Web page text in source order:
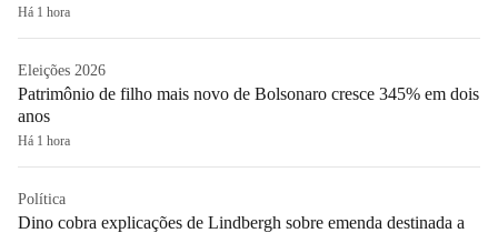
Há 1 hora
Eleições 2026
Patrimônio de filho mais novo de Bolsonaro cresce 345% em dois
anos
Há 1 hora
Política
Dino cobra explicações de Lindbergh sobre emenda destinada a